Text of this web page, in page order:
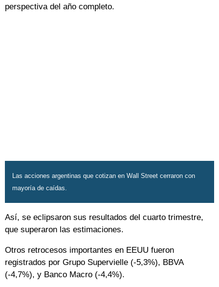
perspectiva del año completo.
Las acciones argentinas que cotizan en Wall Street cerraron con
mayoría de caídas.
Así, se eclipsaron sus resultados del cuarto trimestre,
que superaron las estimaciones.
Otros retrocesos importantes en EEUU fueron
registrados por Grupo Supervielle (-5,3%), BBVA
(-4,7%), y Banco Macro (-4,4%).